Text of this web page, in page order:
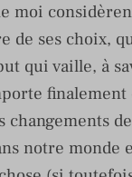
moi
de ses choix,
qui vaille, à
finalement
changements
notre monde